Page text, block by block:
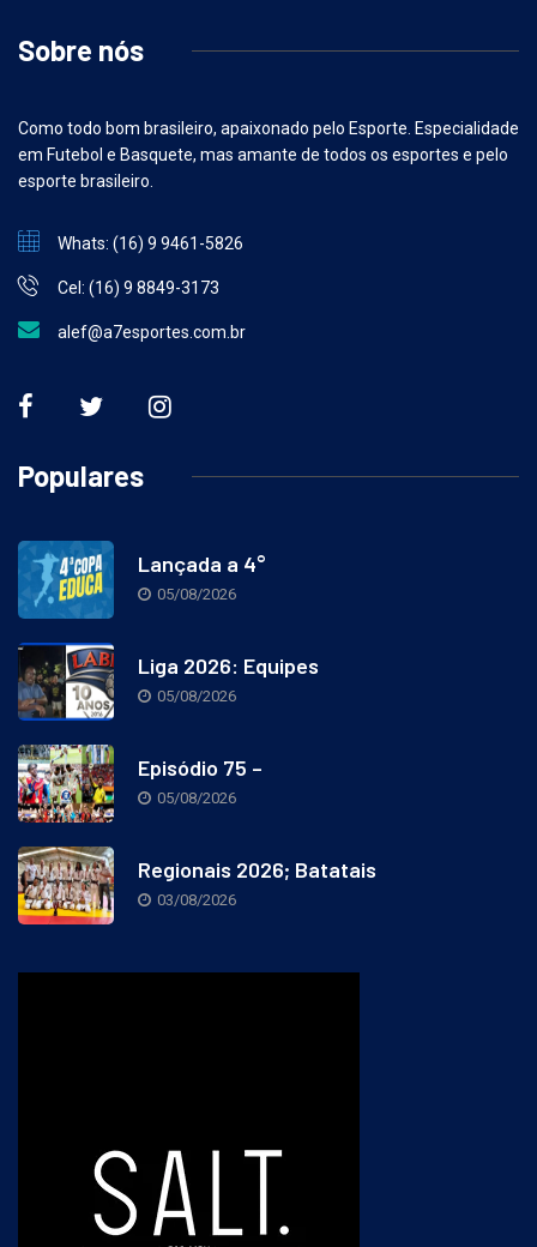
Sobre nós
Como todo bom brasileiro, apaixonado pelo Esporte. Especialidade
em Futebol e Basquete, mas amante de todos os esportes e pelo
esporte brasileiro.
Whats: (16) 9 9461-5826
Cel: (16) 9 8849-3173
alef@a7esportes.com.br
Populares
Lançada a 4°
05/08/2026
Liga 2026: Equipes
05/08/2026
Episódio 75 –
05/08/2026
Regionais 2026; Batatais
03/08/2026